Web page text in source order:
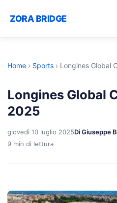
ZORA BRIDGE
Home › Sports › Longines Global
Longines Global
2025
giovedì 10 luglio 2025Di Giuseppe
9 min di lettura